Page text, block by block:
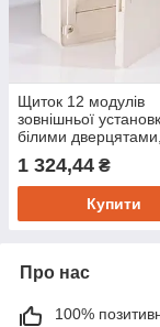
Щиток 12 модулів
зовнішньої
білими дверцятами,
VS112PD
1 324,44 ₴
Купити
Про нас
100%